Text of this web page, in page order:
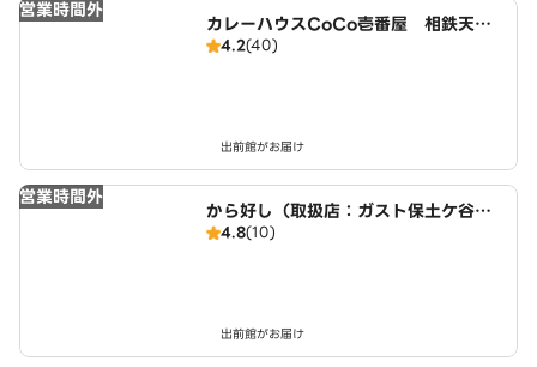
営業時間外
カレーハウスCoCo壱番屋 相鉄天王
町駅南口店（SD）
4.2(40)
出前館がお届け
営業時間外
から好し（取扱店：ガスト保土ケ谷駅
前）
4.8(10)
出前館がお届け